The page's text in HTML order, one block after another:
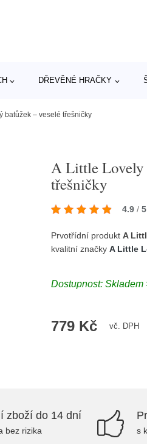
DŘEVĚNÉ HRAČKY
batůžek – veselé třešničky
A Little Lovely
třešničky
4.9 / 5
Prvotřídní produktA
kvalitní značkyA Little
Dostupnost: Skladem
779 Kč vč. DPH
zboží do 14 dní
bez rizika s